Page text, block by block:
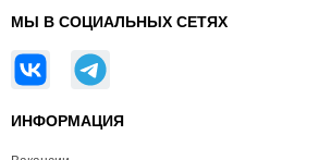
МЫ В СОЦИАЛЬНЫХ СЕТЯХ
ИНФОРМАЦИЯ